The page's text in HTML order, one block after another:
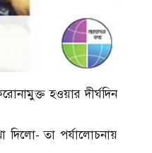
হওয়ার দীর্ঘদিন
দিলো- তা পর্যালোচনায়